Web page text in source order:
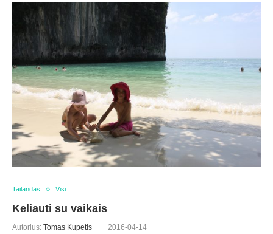
Tailandas Visi
Keliauti su vaikais
Autorius: Tomas Kupetis 2016-04-14